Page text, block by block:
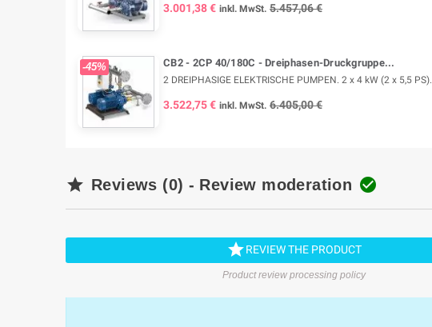
3.001,38 € inkl. MwSt. 5.457,06 €
-45% CB2 - 2CP 40/180C - Dreiphasen-Druckgruppe...
2 DREIPHASIGE ELEKTRISCHE PUMPEN. 2 x 4 kW (2 x 5,5 PS)...
3.522,75 € inkl. MwSt. 6.405,00 €
 Reviews (0) - Review moderation 
REVIEW THE PRODUCT
Product review processing policy